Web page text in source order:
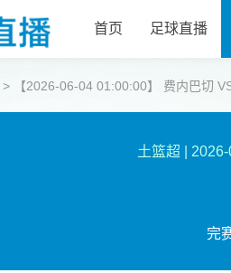
首页 足球直播
> 【2026-06-04 01:00:00】 费内巴切
土篮超
完